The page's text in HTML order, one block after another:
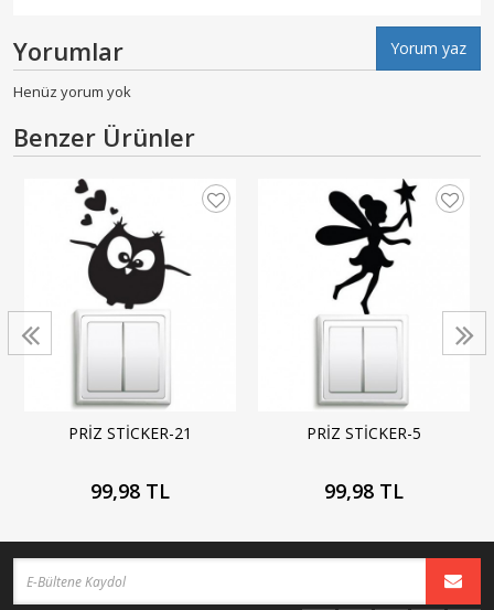
Yorumlar Yorum yaz
Henüz yorum yok
Benzer Ürünler
PRİZ STİCKER-21
99,98 TL
PRİZ STİCKER-5
99,98 TL